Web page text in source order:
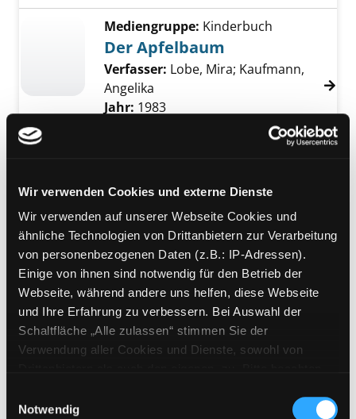
Wir verwenden Cookies und externe Dienste
Wir verwenden auf unserer Webseite Cookies und
ähnliche Technologien von Drittanbietern zur Verarbeitung
von personenbezogenen Daten (z.B.: IP-Adressen).
Einige von ihnen sind notwendig für den Betrieb der
Webseite, während andere uns helfen, diese Webseite
und Ihre Erfahrung zu verbessern. Bei Auswahl der
Schaltfläche „Alle zulassen“ stimmen Sie der
Verwendung aller Cookies und Dienste, sowohl von
Cookies von Drittanbietern, eine Verarbeitung in
Notwendig
Mediengruppe: Kinderbuch
Der Apfelbaum
Verfasser: Lobe, Mira; Kaufmann,
Angelika
Jahr: 1983
Was blüht
Exemplar-Details von Bäume anzeigen
Bäume
über 500 Wald- und Parkbäume in
1625 Farbfotos
Verfasser:Phillips, RogerSuche nach
Jahr: 1998Verlag: Stuttgart, Kosmos
Reihe:Der große Kosmos-
Naturführer
Mediengruppe:Sachbuch